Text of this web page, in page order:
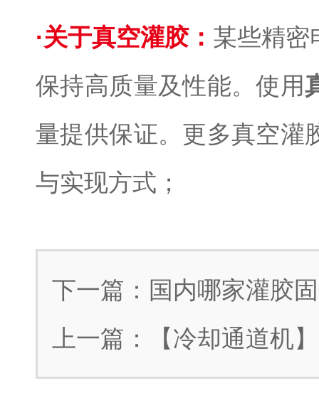
·关于真空灌胶： 某些精密
保持高质量及性能。使用
量提供保证。更多真空灌
与实现方式 ；
下一篇 ： 国内哪家灌胶
上一篇 ： 【冷却通道机